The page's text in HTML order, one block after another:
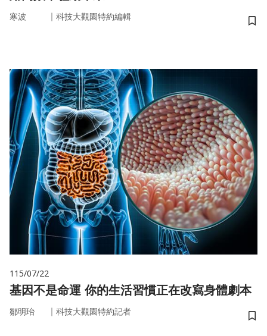
寒波 ｜ 科技大觀園特約編輯
儲
115/07/22
基因不是命運 你的生活習慣正在改寫身體劇本
鄒明珆 ｜ 科技大觀園特約記者
儲